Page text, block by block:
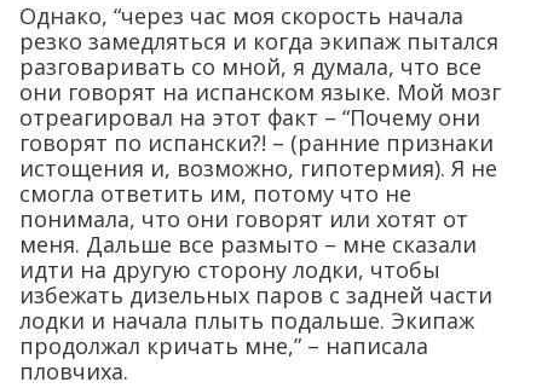
Однако, “через час моя скорость начала
резко замедляться и когда экипаж пытался
разговаривать со мной, я думала, что все
они говорят на испанском языке. Мой мозг
отреагировал на этот факт – “Почему они
говорят по испански?! – (ранние признаки
истощения и, возможно, гипотермия). Я не
смогла ответить им, потому что не
понимала, что они говорят или хотят от
меня. Дальше все размыто – мне сказали
идти на другую сторону лодки, чтобы
избежать дизельных паров с задней части
лодки и начала плыть подальше. Экипаж
продолжал кричать мне,” – написала
пловчиха.